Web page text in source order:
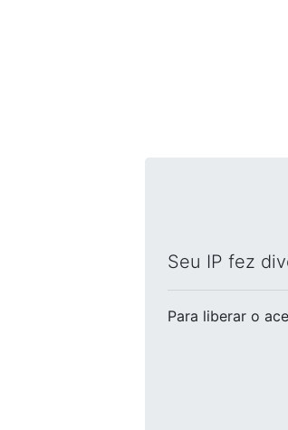
Seu IP fez
Para liberar o